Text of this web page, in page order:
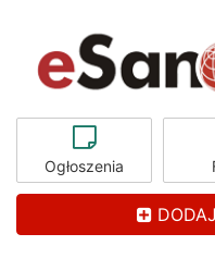
Ogłoszenia